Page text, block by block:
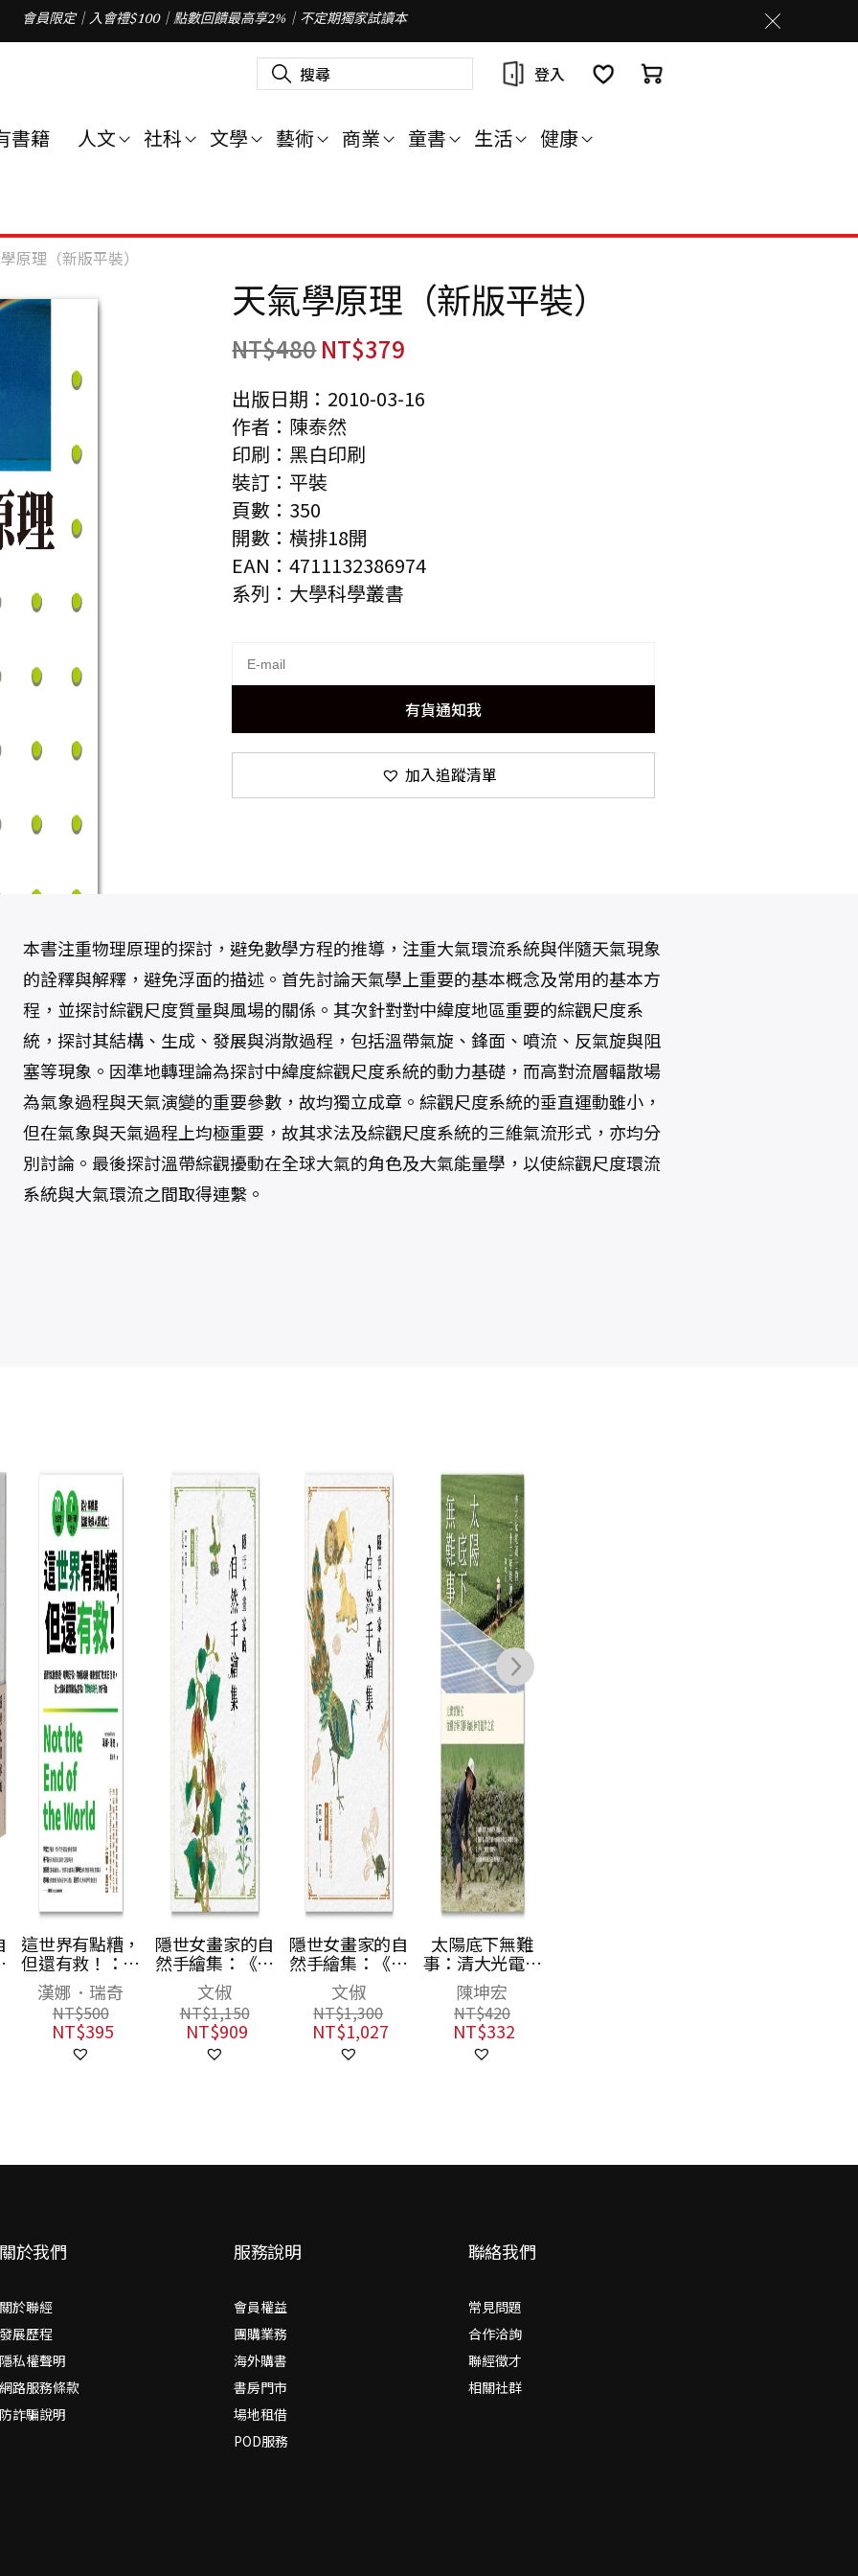
會員限定｜入會禮$100｜點數回饋最高享2%｜不定期獨家試讀本
搜
尋
字
登入
書籍 人文 社科 文學 藝術 商業 童書 生活 健康
原理（新版平裝）
天氣學原理（新版平裝）
NT$480NT$379
出版日期：2010-03-16
作者：陳泰然
印刷：黑白印刷
裝訂：平裝
頁數：350
開數：橫排18開
EAN：4711132386974
系列：大學科學叢書
有貨通知我
加入追蹤清單
本書注重物理原理的探討，避免數學方程的推導，注重大氣環流系統與伴隨天氣現象
的詮釋與解釋，避免浮面的描述。首先討論天氣學上重要的基本概念及常用的基本方
程，並探討綜觀尺度質量與風場的關係。其次針對對中緯度地區重要的綜觀尺度系
統，探討其結構、生成、發展與消散過程，包括溫帶氣旋、鋒面、噴流、反氣旋與阻
塞等現象。因準地轉理論為探討中緯度綜觀尺度系統的動力基礎，而高對流層輻散場
為氣象過程與天氣演變的重要參數，故均獨立成章。綜觀尺度系統的垂直運動雖小，
但在氣象與天氣過程上均極重要，故其求法及綜觀尺度系統的三維氣流形式，亦均分
別討論。最後探討溫帶綜觀擾動在全球大氣的角色及大氣能量學，以使綜觀尺度環流
系統與大氣環流之間取得連繫。
這世界有點糟，
但還有救！：面
對氣候變遷、環
境汙染、物種滅
絕，用數據打敗
末日宿命，從七
個永續關鍵點啟
漢娜．瑞奇
NT$500
NT$395
隱世女畫家的自
然手繪集：《金
石昆蟲草木狀》
藥草篇
文俶
NT$1,150
NT$909
隱世女畫家的自
然手繪集：《金
石昆蟲草木狀》
動物篇
文俶
NT$1,300
NT$1,027
太陽底下無難
事：清大光電碩
士的二十五年能
源夢，走出實驗
室，從雞舍屋頂
開始的神奇創業
之旅
陳坤宏
NT$420
NT$332
於我們
於聯經
展歷程
私權聲明
路服務條款
詐騙說明
服務說明
會員權益
團購業務
海外購書
書房門市
場地租借
POD服務
聯絡我們
常見問題
合作洽詢
聯經徵才
相關社群